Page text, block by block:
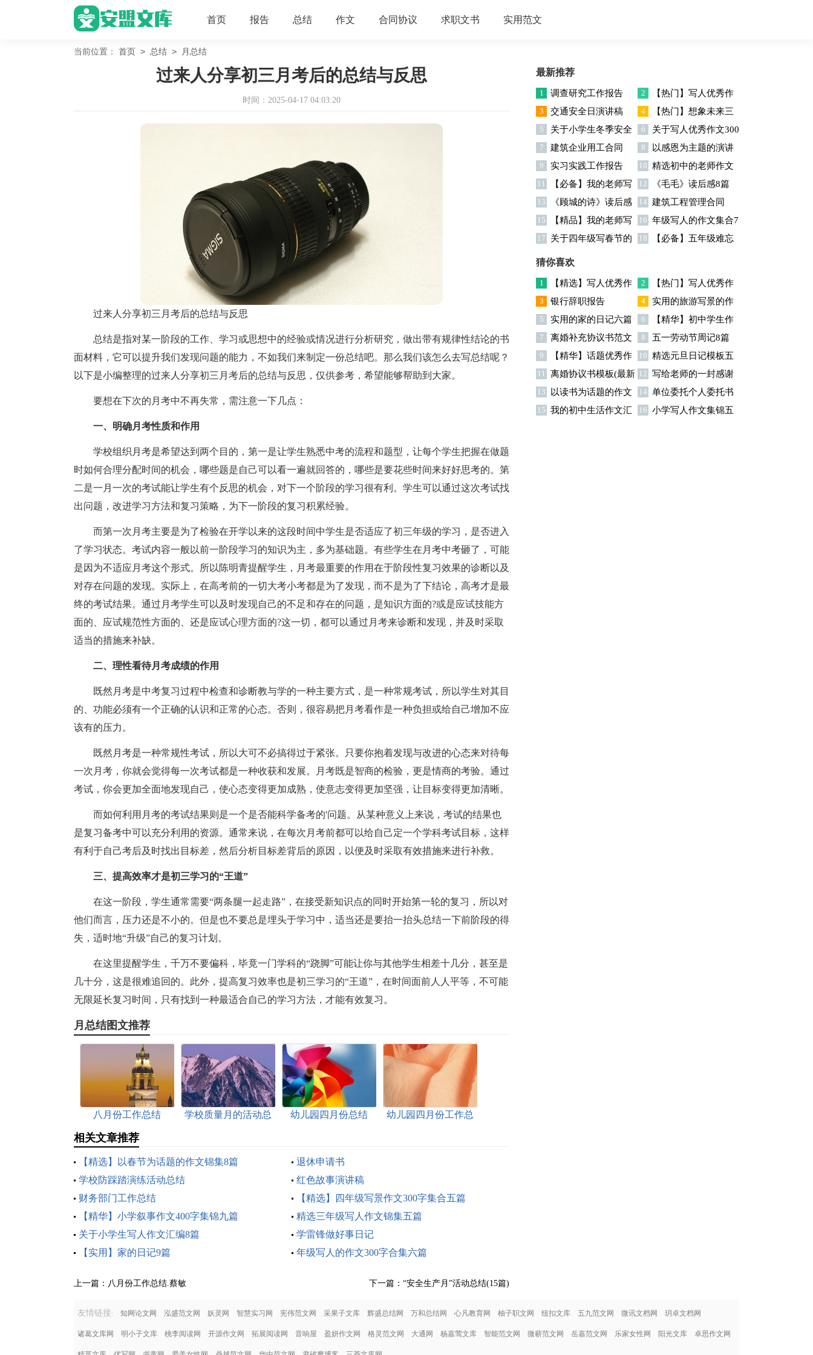
首页 报告 总结 作文 合同协议 求职文书 实用范文
当前位置： 首页 > 总结 > 月总结
过来人分享初三月考后的总结与反思
时间：2025-04-17 04:03:20
过来人分享初三月考后的总结与反思
总结是指对某一阶段的工作、学习或思想中的经验或情况进行分析研究，做出带有规律性结论的书
面材料，它可以提升我们发现问题的能力，不如我们来制定一份总结吧。那么我们该怎么去写总结呢？
以下是小编整理的过来人分享初三月考后的总结与反思，仅供参考，希望能够帮助到大家。
要想在下次的月考中不再失常，需注意一下几点：
一、明确月考性质和作用
学校组织月考是希望达到两个目的，第一是让学生熟悉中考的流程和题型，让每个学生把握在做题
时如何合理分配时间的机会，哪些题是自己可以看一遍就回答的，哪些是要花些时间来好好思考的。第
二是一月一次的考试能让学生有个反思的机会，对下一个阶段的学习很有利。学生可以通过这次考试找
出问题，改进学习方法和复习策略，为下一阶段的复习积累经验。
而第一次月考主要是为了检验在开学以来的这段时间中学生是否适应了初三年级的学习，是否进入
了学习状态。考试内容一般以前一阶段学习的知识为主，多为基础题。有些学生在月考中考砸了，可能
是因为不适应月考这个形式。所以陈明青提醒学生，月考最重要的作用在于阶段性复习效果的诊断以及
对存在问题的发现。实际上，在高考前的一切大考小考都是为了发现，而不是为了下结论，高考才是最
终的考试结果。通过月考学生可以及时发现自己的不足和存在的问题，是知识方面的?或是应试技能方
面的、应试规范性方面的、还是应试心理方面的?这一切，都可以通过月考来诊断和发现，并及时采取
适当的措施来补缺。
二、理性看待月考成绩的作用
既然月考是中考复习过程中检查和诊断教与学的一种主要方式，是一种常规考试，所以学生对其目
的、功能必须有一个正确的认识和正常的心态。否则，很容易把月考看作是一种负担或给自己增加不应
该有的压力。
既然月考是一种常规性考试，所以大可不必搞得过于紧张。只要你抱着发现与改进的心态来对待每
一次月考，你就会觉得每一次考试都是一种收获和发展。月考既是智商的检验，更是情商的考验。通过
考试，你会更加全面地发现自己，使心态变得更加成熟，使意志变得更加坚强，让目标变得更加清晰。
而如何利用月考的考试结果则是一个是否能科学备考的'问题。从某种意义上来说，考试的结果也
是复习备考中可以充分利用的资源。通常来说，在每次月考前都可以给自己定一个学科考试目标，这样
有利于自己考后及时找出目标差，然后分析目标差背后的原因，以便及时采取有效措施来进行补救。
三、提高效率才是初三学习的“王道”
在这一阶段，学生通常需要“两条腿一起走路”，在接受新知识点的同时开始第一轮的复习，所以对
他们而言，压力还是不小的。但是也不要总是埋头于学习中，适当还是要抬一抬头总结一下前阶段的得
失，适时地“升级”自己的复习计划。
在这里提醒学生，千万不要偏科，毕竟一门学科的“跷脚”可能让你与其他学生相差十几分，甚至是
几十分，这是很难追回的。此外，提高复习效率也是初三学习的“王道”，在时间面前人人平等，不可能
无限延长复习时间，只有找到一种最适合自己的学习方法，才能有效复习。
月总结图文推荐
八月份工作总结
学校质量月的活动总
幼儿园四月份总结
幼儿园四月份工作总
相关文章推荐
【精选】以春节为话题的作文锦集8篇
退休申请书
学校防踩踏演练活动总结
红色故事演讲稿
财务部门工作总结
【精选】四年级写景作文300字集合五篇
【精华】小学叙事作文400字集锦九篇
精选三年级写人作文锦集五篇
关于小学生写人作文汇编8篇
学雷锋做好事日记
【实用】家的日记9篇
年级写人的作文300字合集六篇
上一篇： 八月份工作总结.蔡敏 下一篇： “安全生产月”活动总结(15篇)
最新推荐
1 调查研究工作报告 2
【热门】写人优秀作
文300字集合7篇
3 交通安全日演讲稿 4
【热门】想象未来三
年级作文汇编7篇
5
关于小学生冬季安全
演讲稿
6
关于写人优秀作文300
字汇编六篇
7 建筑企业用工合同 8
以感恩为主题的演讲
稿
9 实习实践工作报告 10 精选初中的老师作文
锦集十篇
11
【必备】我的老师写
人作文集合八篇
12 《毛毛》读后感8篇
13 《顾城的诗》读后感 14 建筑工程管理合同
15
【精品】我的老师写
人作文集合5篇
16 年级写人的作文集合7
篇
17
关于四年级写春节的
作文4篇
18
【必备】五年级难忘
篇
猜你喜欢
1
【精选】写人优秀作
文300字集锦八篇
2
【热门】写人优秀作
文300字汇总8篇
3 银行辞职报告 4
实用的旅游写景的作
文汇总九篇
5 实用的家的日记六篇 6
【精华】初中学生作
文600字集合十篇
7
离婚补充协议书范文
合集九篇
8 五一劳动节周记8篇
9
【精华】话题优秀作
文300字集合9篇
10 精选元旦日记模板五
篇
11
离婚协议书模板(最新
版)
12 写给老师的一封感谢
信模板汇编9篇
13
以读书为话题的作文
(精选15篇)
14 单位委托个人委托书
15篇
15 我的初中生活作文汇
16 小学写人作文集锦五
友情链接: 知网论文网 泓盛范文网 妖灵网 智慧实习网 宪伟范文网 采果子文库 辉盛总结网 万和总结网 心凡教育网 柚子职文网 纽扣文库 五九范文网 微讯文档网 玥卓文档网
诸葛文库网 明小子文库 桃李阅读网 开源作文网 拓展阅读网 音响屋 盈妍作文网 格灵范文网 大通网 杨嘉莺文库 智能范文网 微蕲范文网 岳嘉范文网 乐家女性网 阳光文库 卓思作文网